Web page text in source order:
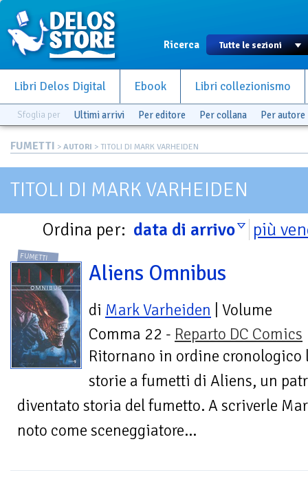
Ricerca
Libri Delos Digital Ebook Libri collezionismo
Sfoglia per Ultimi arrivi Per editore Per collana Per autore
FUMETTI > AUTORI > TITOLI DI MARK VARHEIDEN
TITOLI DI MARK VARHEIDEN
Ordina per: data di arrivo più
FUMETTI
Aliens Omnibus
di Mark Varheiden | Volume
Comma 22 - Reparto DC Comics
Ritornano in ordine cronologico
storie a fumetti di Aliens, un
diventato storia del fumetto. A scriverle
noto come sceneggiatore...